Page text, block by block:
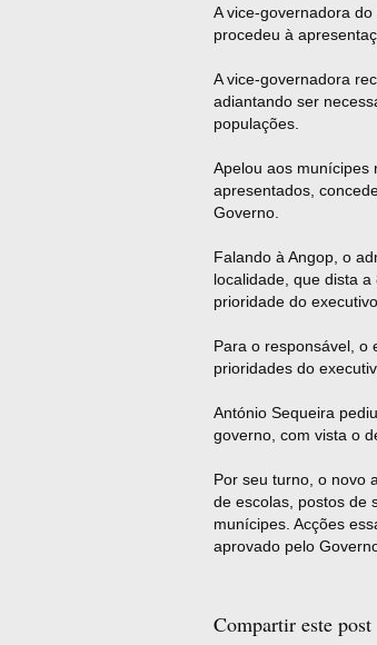
A vice-governadora
procedeu à
A vice-governadora
adiantando ser
populações.
Apelou aos munícipes
apresentados,
Governo.
Falando à Angop, o
localidade, que dista
prioridade do
Para o responsável, o
prioridades do
António Sequeira
governo, com vista o
Por seu turno, o novo
de escolas, postos de
munícipes. Acções
aprovado pelo
Compartir este post